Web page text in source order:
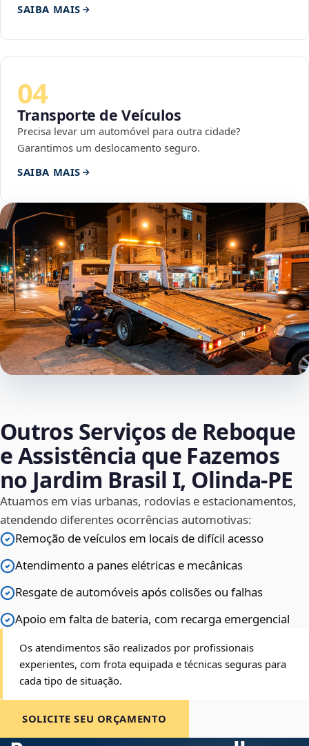
SAIBA MAIS
04
Transporte de Veículos
Precisa levar um automóvel para outra cidade?
Garantimos um deslocamento seguro.
SAIBA MAIS
Outros Serviços de Reboque
e Assistência que Fazemos
no Jardim Brasil I, Olinda‑PE
Atuamos em vias urbanas, rodovias e estacionamentos,
atendendo diferentes ocorrências automotivas:
Remoção de veículos em locais de difícil acesso
Atendimento a panes elétricas e mecânicas
Resgate de automóveis após colisões ou falhas
Apoio em falta de bateria, com recarga emergencial
Os atendimentos são realizados por profissionais
experientes, com frota equipada e técnicas seguras para
cada tipo de situação.
SOLICITE SEU ORÇAMENTO